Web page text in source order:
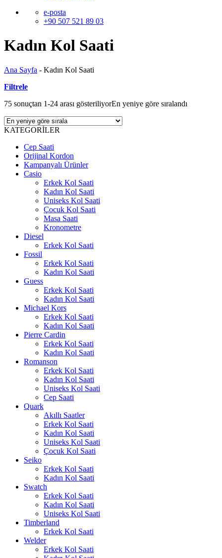
e-posta
+90 507 521 89 03
Kadın Kol Saati
Ana Sayfa - Kadın Kol Saati
Filtrele
75 sonuçtan 1-24 arası gösteriliyorEn yeniye göre sıralandı
KATEGORİLER
Cep Saati
Orijinal Kordon
Kampanyalı Ürünler
Casio
Erkek Kol Saati
Kadın Kol Saati
Uniseks Kol Saati
Çocuk Kol Saati
Masa Saati
Kronometre
Diesel
Erkek Kol Saati
Fossil
Erkek Kol Saati
Kadın Kol Saati
Guess
Erkek Kol Saati
Kadın Kol Saati
Michael Kors
Erkek Kol Saati
Kadın Kol Saati
Pierre Cardin
Erkek Kol Saati
Kadın Kol Saati
Romanson
Erkek Kol Saati
Kadın Kol Saati
Uniseks Kol Saati
Cep Saati
Quark
Akıllı Saatler
Erkek Kol Saati
Kadın Kol Saati
Uniseks Kol Saati
Çocuk Kol Saati
Seiko
Erkek Kol Saati
Kadın Kol Saati
Swatch
Erkek Kol Saati
Kadın Kol Saati
Uniseks Kol Saati
Timberland
Erkek Kol Saati
Welder
Erkek Kol Saati